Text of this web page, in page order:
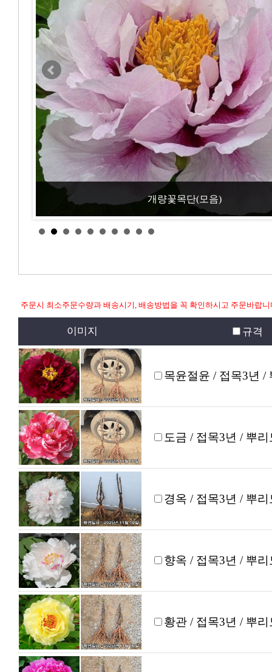
개량꽃목단(모음)
주문시 최소주문수량과 배송시기, 배송방법을 꼭 확인하시고 주문바랍니
이미지 규격
목윤절윤 / 접목3년 /
도금 / 접목3년 / 뿌리
경옥 / 접목3년 / 뿌리
향옥 / 접목3년 / 뿌리
황관 / 접목3년 / 뿌리